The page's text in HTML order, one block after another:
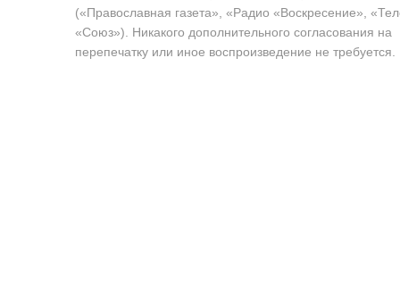
(«Православная газета», «Радио «Воскресение»,
«Союз»). Никакого дополнительного согласования на
перепечатку или иное воспроизведение не требуется.